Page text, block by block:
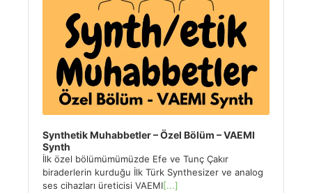
Synthetik Muhabbetler – Özel Bölüm – VAEMI
Synth
İlk özel bölümümümüzde Efe ve Tunç Çakır
biraderlerin kurduğu İlk Türk Synthesizer ve analog
ses cihazları üreticisi VAEMI[...]